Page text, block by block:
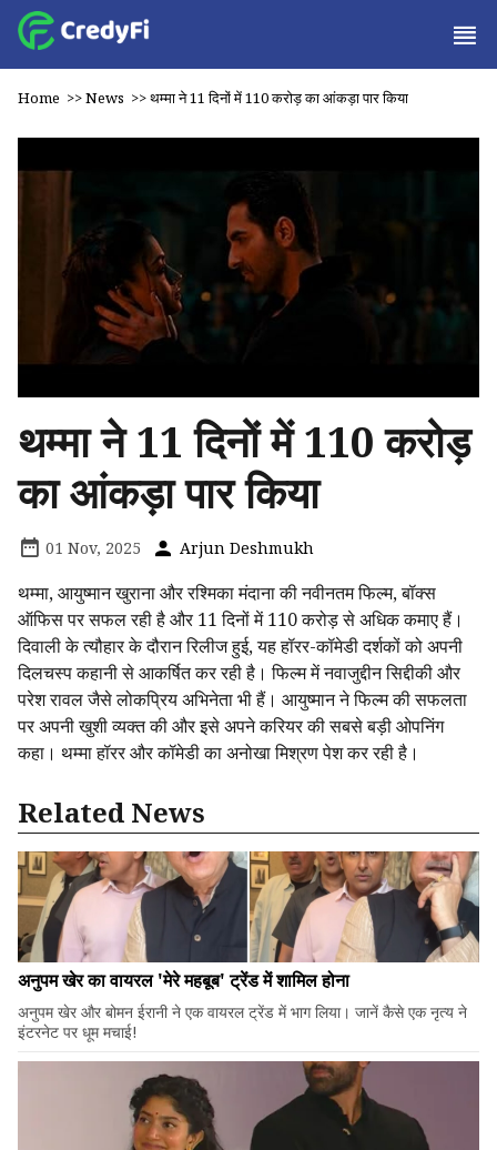
Home >>News >>थम्मा ने 11 दिनों में ₹110 करोड़ का आंकड़ा पार किया
थम्मा ने 11 दिनों में ₹110 करोड़
का आंकड़ा पार किया
01 Nov, 2025 Arjun Deshmukh
थम्मा, आयुष्मान खुराना और रश्मिका मंदाना की नवीनतम फिल्म, बॉक्स
ऑफिस पर सफल रही है और 11 दिनों में ₹110 करोड़ से अधिक कमाए हैं।
दिवाली के त्यौहार के दौरान रिलीज हुई, यह हॉरर-कॉमेडी दर्शकों को अपनी
दिलचस्प कहानी से आकर्षित कर रही है। फिल्म में नवाजुद्दीन सिद्दीकी और
परेश रावल जैसे लोकप्रिय अभिनेता भी हैं। आयुष्मान ने फिल्म की सफलता
पर अपनी खुशी व्यक्त की और इसे अपने करियर की सबसे बड़ी ओपनिंग
कहा। थम्मा हॉरर और कॉमेडी का अनोखा मिश्रण पेश कर रही है।
Related News
अनुपम खेर का वायरल 'मेरे महबूब' ट्रेंड में शामिल होना
अनुपम खेर और बोमन ईरानी ने एक वायरल ट्रेंड में भाग लिया। जानें कैसे एक नृत्य ने
इंटरनेट पर धूम मचाई!